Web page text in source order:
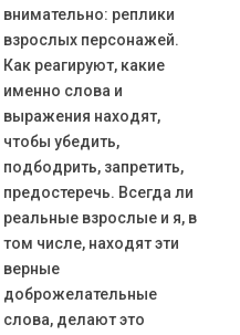
внимательно: реплики
взрослых персонажей.
Как реагируют, какие
именно слова и
выражения находят,
чтобы убедить,
подбодрить, запретить,
предостеречь. Всегда ли
реальные взрослые и я, в
том числе, находят эти
верные
доброжелательные
слова, делают это